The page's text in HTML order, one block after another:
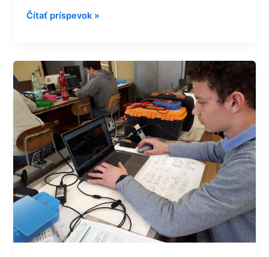
Čítať príspevok »
ZENIT
opäť
preverí
technické
znalosti
a
zručnosti
žiakov
stredných
škôl
a vyberie
najlepších
z